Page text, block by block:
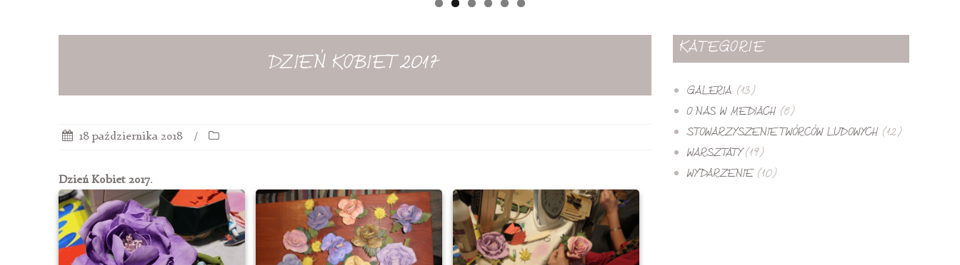
DZIEŃ KOBIET 2017
18 października 2018
Dzień Kobiet 2017.
KATEGORIE
GALERIA (13)
O NAS W MEDIACH(8)
STOWARZYSZENIE TWÓRCÓW LUDOWYCH(12)
WARSZTATY(19)
WYDARZENIE(10)